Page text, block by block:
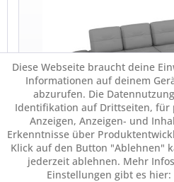
Diese Webseite braucht deine
Informationen auf deinem
abzurufen. Die
Identifikation auf Drittseiten, für
Anzeigen, Anzeigen- und
Erkenntnisse über
Klick auf den Button "Ablehnen"
jederzeit ablehnen. Mehr
Einstellungen gibt es hier: